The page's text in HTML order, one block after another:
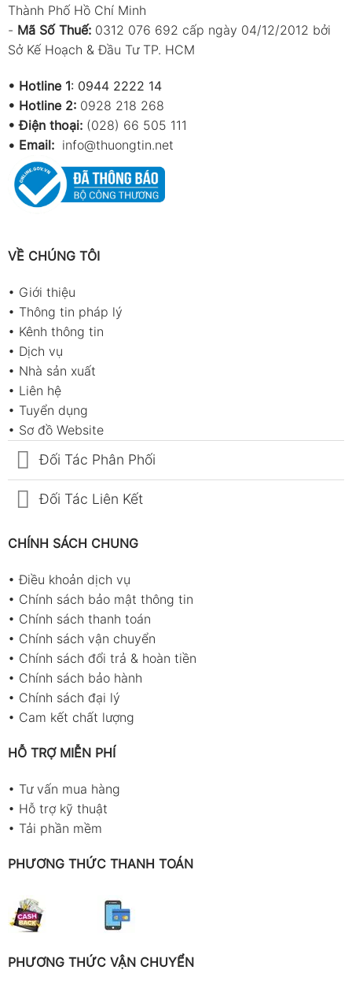
Thành Phố Hồ Chí Minh
- Mã Số Thuế: 0312 076 692 cấp ngày 04/12/2012 bởi
Sở Kế Hoạch & Đầu Tư TP. HCM
• Hotline 1: 0944 2222 14
• Hotline 2: 0928 218 268
• Điện thoại: (028) 66 505 111
• Email: info@thuongtin.net
VỀ CHÚNG TÔI
• Giới thiệu
• Thông tin pháp lý
• Kênh thông tin
• Dịch vụ
• Nhà sản xuất
• Liên hệ
• Tuyển dụng
• Sơ đồ Website
Đối Tác Phân Phối
Đối Tác Liên Kết
CHÍNH SÁCH CHUNG
•Điều khoản dịch vụ
• Chính sách bảo mật thông tin
• Chính sách thanh toán
• Chính sách vận chuyển
• Chính sách đổi trả & hoàn tiền
• Chính sách bảo hành
• Chính sách đại lý
• Cam kết chất lượng
HỖ TRỢ MIỄN PHÍ
• Tư vấn mua hàng
• Hỗ trợ kỹ thuật
• Tải phần mềm
PHƯƠNG THỨC THANH TOÁN
PHƯƠNG THỨC VẬN CHUYỂN